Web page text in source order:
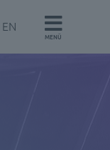
EN
MENÜ